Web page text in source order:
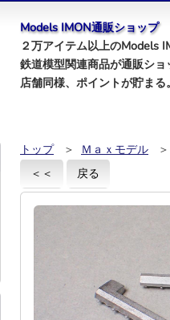
Models IMON通販ショップ
２万アイテム以上のModels
鉄道模型関連商品が通販ショ
店舗同様、ポイントが貯まる
トップ ＞ Ｍａｘモデル ＞
＜＜
戻る